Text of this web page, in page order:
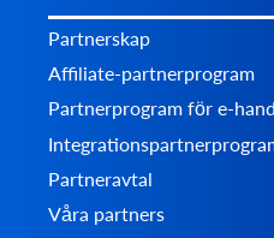
Partnerskap
Affiliate-partnerprogram
Partnerprogram för e-
Partneravtal
Våra partners